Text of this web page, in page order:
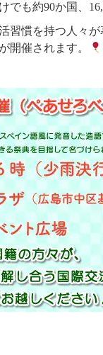
でも約90か国、
習慣を持つ人々
開催されます。